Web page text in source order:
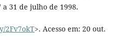
31 de julho de 1998.
2Fv7okT>. Acesso em: 20 out.